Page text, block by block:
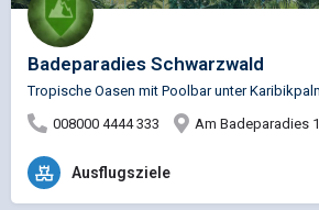
Badeparadies Schwarzwald
008000 4444 333
Am Badeparadies 1
Ausflugsziele